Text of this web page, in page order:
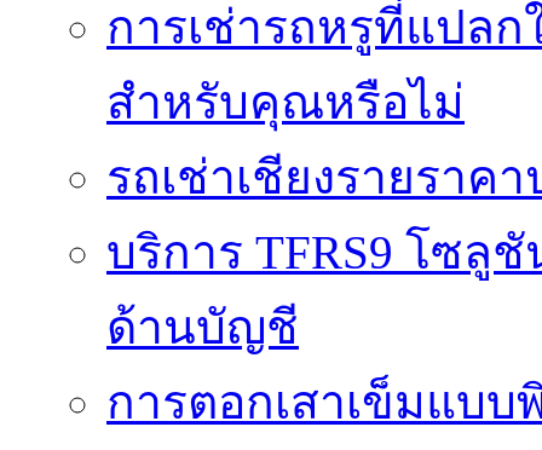
การเช่ารถหรูที่แปลก
สำหรับคุณหรือไม่
รถเช่าเชียงรายราค
บริการ TFRS9 โซลู
ด้านบัญชี
การตอกเสาเข็มแบบ